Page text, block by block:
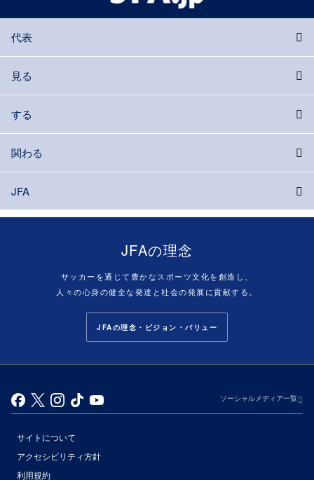
代表
見る
する
関わる
JFA
JFAの理念
サッカーを通じて豊かなスポーツ文化を創造し、
人々の心身の健全な発達と社会の発展に貢献する。
JFAの理念・ビジョン・バリュー
ソーシャルメディア一覧
サイトについて
アクセシビリティ方針
利用規約